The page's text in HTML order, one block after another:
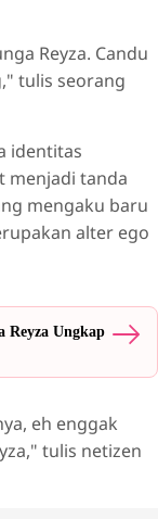
Reyza. Candu
tulis seorang
identitas
menjadi tanda
mengaku baru
alter ego
Reyza Ungkap
eh enggak
tulis netizen